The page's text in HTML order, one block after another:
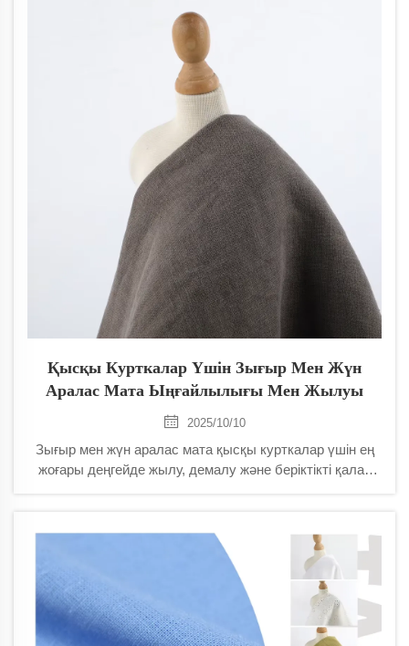
және заманауи қолданыстарды зерттеңіз.
Қысқы Курткалар Үшін Зығыр Мен Жүн
Аралас Мата Ыңғайлылығы Мен Жылуы
2025/10/10
Зығыр мен жүн аралас мата қысқы курткалар үшін ең
жоғары деңгейде жылу, демалу және беріктікті қалай
біліңіз.